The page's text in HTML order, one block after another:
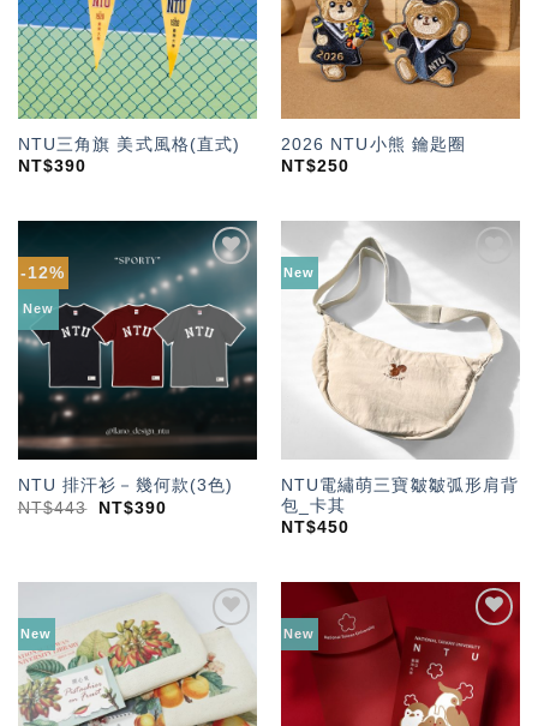
NTU三角旗 美式風格(直式)
NT$390
2026 NTU小熊 鑰匙圈
NT$250
-12%
New
望輕
單」
NTU 排汗衫－幾何款(3色)
NT$443 NT$390
New
「願
望輕
單」
NTU電繡萌三寶皺皺弧形肩背
包_卡其
NT$450
New
加入
「願
望輕
單」
New
加入
「願
望輕
單」